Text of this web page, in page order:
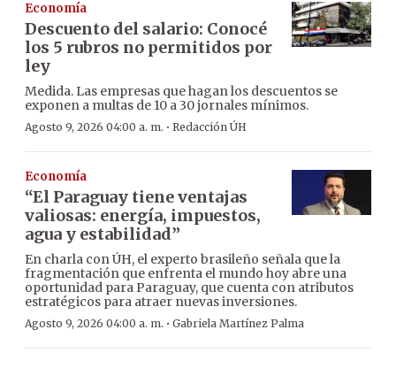
Economía
Descuento del salario: Conocé
los 5 rubros no permitidos por
ley
Medida. Las empresas que hagan los descuentos se
exponen a multas de 10 a 30 jornales mínimos.
Agosto 9, 2026 04:00 a. m. · Redacción ÚH
Economía
“El Paraguay tiene ventajas
valiosas: energía, impuestos,
agua y estabilidad”
En charla con ÚH, el experto brasileño señala que la
fragmentación que enfrenta el mundo hoy abre una
oportunidad para Paraguay, que cuenta con atributos
estratégicos para atraer nuevas inversiones.
Agosto 9, 2026 04:00 a. m. · Gabriela Martínez Palma